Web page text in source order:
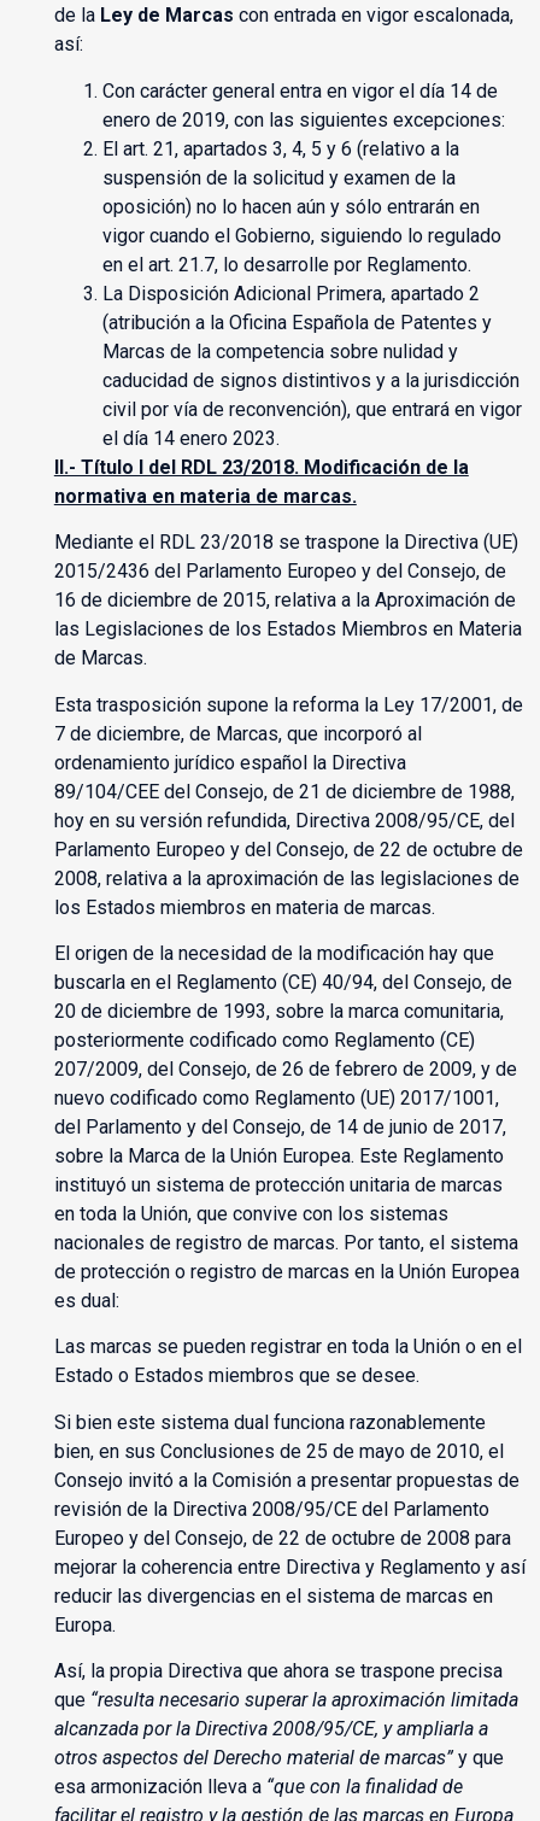
de la Ley de Marcas con entrada en vigor escalonada,
así:
Con carácter general entra en vigor el día 14 de
enero de 2019, con las siguientes excepciones:
El art. 21, apartados 3, 4, 5 y 6 (relativo a la
suspensión de la solicitud y examen de la
oposición) no lo hacen aún y sólo entrarán en
vigor cuando el Gobierno, siguiendo lo regulado
en el art. 21.7, lo desarrolle por Reglamento.
La Disposición Adicional Primera, apartado 2
(atribución a la Oficina Española de Patentes y
Marcas de la competencia sobre nulidad y
caducidad de signos distintivos y a la jurisdicción
civil por vía de reconvención), que entrará en vigor
el día 14 enero 2023.
II.- Título I del RDL 23/2018. Modificación de la
normativa en materia de marcas.
Mediante el RDL 23/2018 se traspone la Directiva (UE)
2015/2436 del Parlamento Europeo y del Consejo, de
16 de diciembre de 2015, relativa a la Aproximación de
las Legislaciones de los Estados Miembros en Materia
de Marcas.
Esta trasposición supone la reforma la Ley 17/2001, de
7 de diciembre, de Marcas, que incorporó al
ordenamiento jurídico español la Directiva
89/104/CEE del Consejo, de 21 de diciembre de 1988,
hoy en su versión refundida, Directiva 2008/95/CE, del
Parlamento Europeo y del Consejo, de 22 de octubre de
2008, relativa a la aproximación de las legislaciones de
los Estados miembros en materia de marcas.
El origen de la necesidad de la modificación hay que
buscarla en el Reglamento (CE) 40/94, del Consejo, de
20 de diciembre de 1993, sobre la marca comunitaria,
posteriormente codificado como Reglamento (CE)
207/2009, del Consejo, de 26 de febrero de 2009, y de
nuevo codificado como Reglamento (UE) 2017/1001,
del Parlamento y del Consejo, de 14 de junio de 2017,
sobre la Marca de la Unión Europea. Este Reglamento
instituyó un sistema de protección unitaria de marcas
en toda la Unión, que convive con los sistemas
nacionales de registro de marcas. Por tanto, el sistema
de protección o registro de marcas en la Unión Europea
es dual:
Las marcas se pueden registrar en toda la Unión o en el
Estado o Estados miembros que se desee.
Si bien este sistema dual funciona razonablemente
bien, en sus Conclusiones de 25 de mayo de 2010, el
Consejo invitó a la Comisión a presentar propuestas de
revisión de la Directiva 2008/95/CE del Parlamento
Europeo y del Consejo, de 22 de octubre de 2008 para
mejorar la coherencia entre Directiva y Reglamento y así
reducir las divergencias en el sistema de marcas en
Europa.
Así, la propia Directiva que ahora se traspone precisa
que “resulta necesario superar la aproximación limitada
alcanzada por la Directiva 2008/95/CE, y ampliarla a
otros aspectos del Derecho material de marcas”y que
esa armonización lleva a “que con la finalidad de
facilitar el registro y la gestión de las marcas en Europa